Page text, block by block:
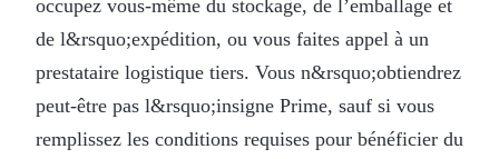
occupez vous-même du stockage, de l’emballage et
de l&rsquo;expédition, ou vous faites appel à un
prestataire logistique tiers. Vous n&rsquo;obtiendrez
peut-être pas l&rsquo;insigne Prime, sauf si vous
remplissez les conditions requises pour bénéficier du